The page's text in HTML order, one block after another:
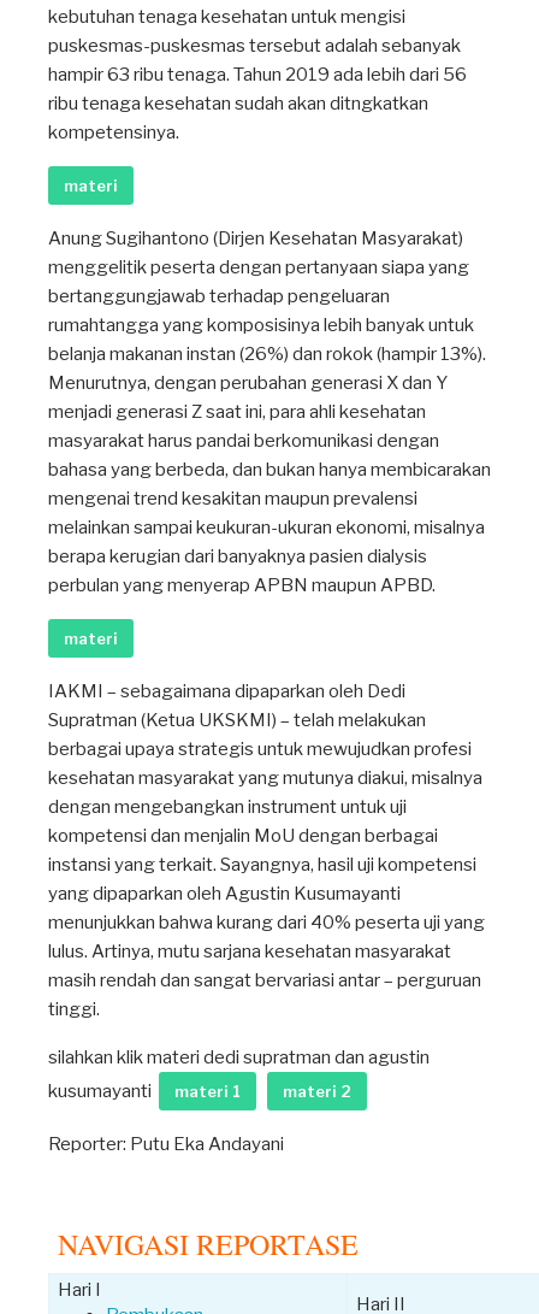
kebutuhan tenaga kesehatan untuk mengisi
puskesmas-puskesmas tersebut adalah sebanyak
hampir 63 ribu tenaga. Tahun 2019 ada lebih dari 56
ribu tenaga kesehatan sudah akan ditngkatkan
kompetensinya.
materi
Anung Sugihantono (Dirjen Kesehatan Masyarakat)
menggelitik peserta dengan pertanyaan siapa yang
bertanggungjawab terhadap pengeluaran
rumahtangga yang komposisinya lebih banyak untuk
belanja makanan instan (26%) dan rokok (hampir 13%).
Menurutnya, dengan perubahan generasi X dan Y
menjadi generasi Z saat ini, para ahli kesehatan
masyarakat harus pandai berkomunikasi dengan
bahasa yang berbeda, dan bukan hanya membicarakan
mengenai trend kesakitan maupun prevalensi
melainkan sampai keukuran-ukuran ekonomi, misalnya
berapa kerugian dari banyaknya pasien dialysis
perbulan yang menyerap APBN maupun APBD.
materi
IAKMI – sebagaimana dipaparkan oleh Dedi
Supratman (Ketua UKSKMI) – telah melakukan
berbagai upaya strategis untuk mewujudkan profesi
kesehatan masyarakat yang mutunya diakui, misalnya
dengan mengebangkan instrument untuk uji
kompetensi dan menjalin MoU dengan berbagai
instansi yang terkait. Sayangnya, hasil uji kompetensi
yang dipaparkan oleh Agustin Kusumayanti
menunjukkan bahwa kurang dari 40% peserta uji yang
lulus. Artinya, mutu sarjana kesehatan masyarakat
masih rendah dan sangat bervariasi antar – perguruan
tinggi.
silahkan klik materi dedi supratman dan agustin
kusumayanti
materi 1 materi 2
Reporter: Putu Eka Andayani
NAVIGASI REPORTASE
Hari I
Hari II